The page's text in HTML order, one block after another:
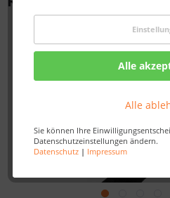
Alle
Alle
Sie können Ihre
Datenschutzeinstellungen ändern.
Datenschutz| Impressum